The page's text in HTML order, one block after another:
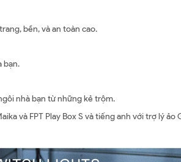
bền, và an toàn cao.
bạn.
nhà bạn từ những kẻ trộm.
và FPT Play Box S và tiếng anh với trợ lý ảo